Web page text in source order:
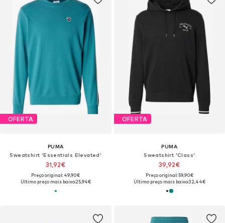
OFERTA
PUMA
Sweatshirt 'Essentials Elevated'
31,92€
Preço original: 49,90€
Último preço mais baixo:25,94€
OFERTA
PUMA
Sweatshirt 'Class'
39,92€
Preço original: 59,90€
Último preço mais baixo:32,44€